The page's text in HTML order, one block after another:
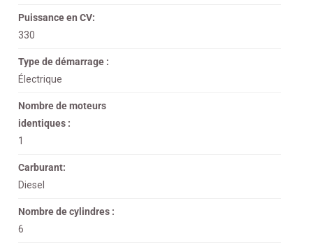
Puissance en CV:
330
Type de démarrage :
Électrique
Nombre de moteurs
identiques :
1
Carburant:
Diesel
Nombre de cylindres :
6